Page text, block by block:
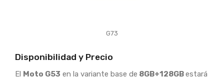
G73
Disponibilidad y Precio
El Moto G53 en la variante base de 8GB+128GBestará